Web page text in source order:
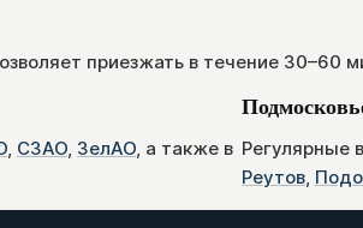
приезжать в течение
, СЗАО, ЗелАО, а также в Регулярные
Реутов,